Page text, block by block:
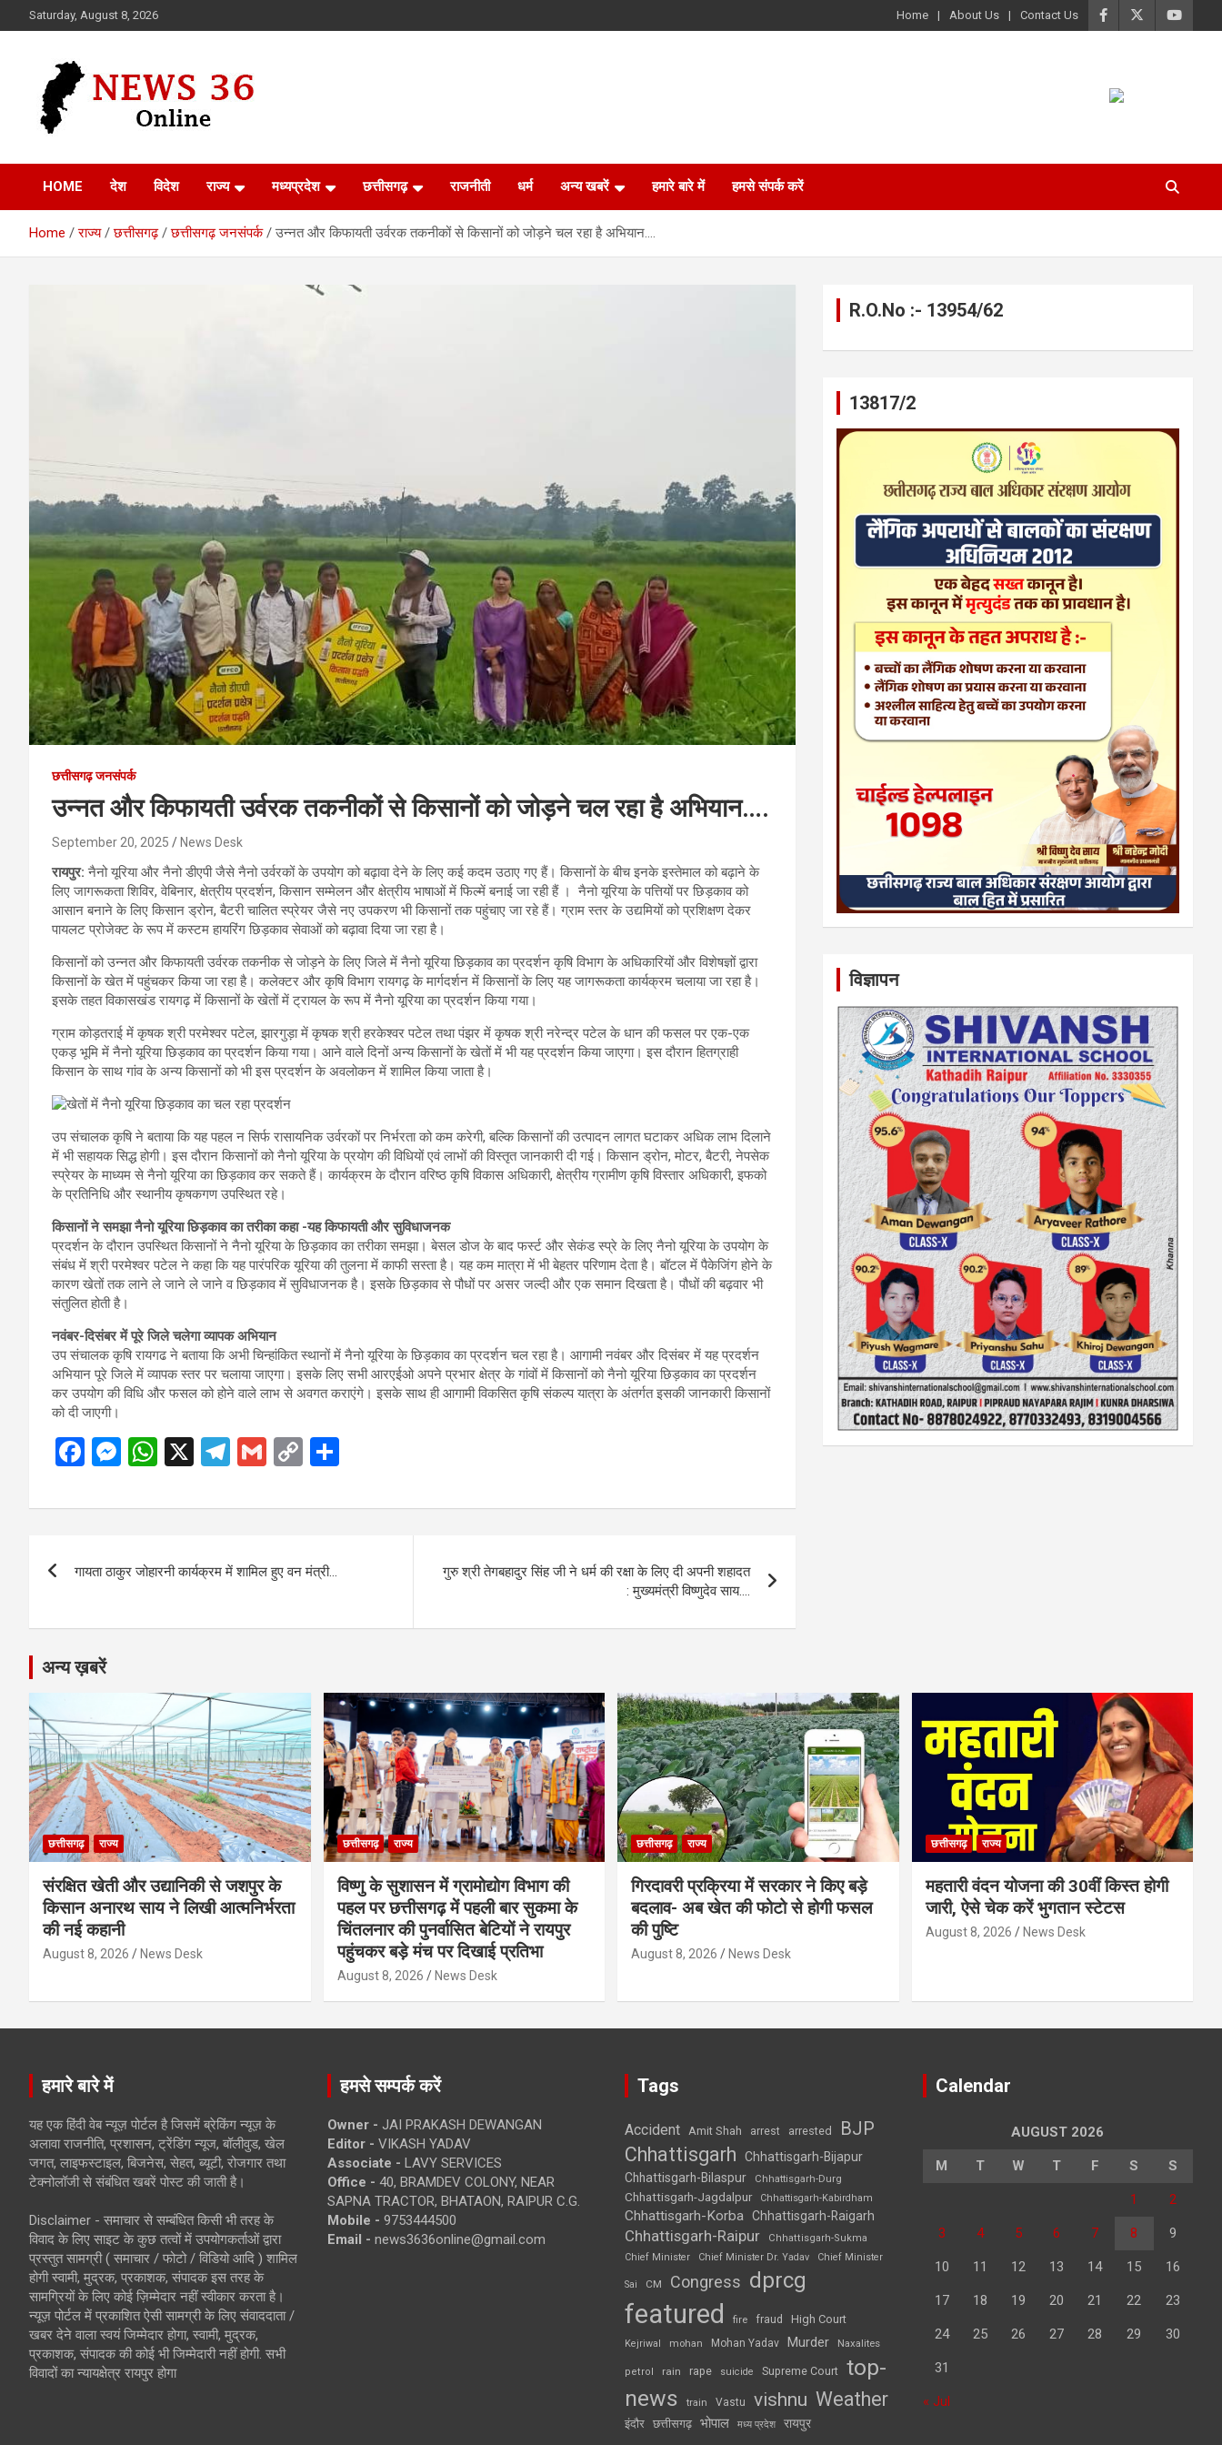
to
Saturday, August 8, 2026 Home About Us Contact Us
News 36
HOME देश विदेश राज्य मध्यप्रदेश छत्तीसगढ़ राजनीती धर्म अन्य खबरें हमारे बारे में हमसे संपर्क करें
Home राज्य छत्तीसगढ़ छत्तीसगढ़ जनसंपर्क उन्नत और किफायती उर्वरक तकनीकों से किसानों को जोड़ने चल रहा है अभियान….
छत्तीसगढ़ जनसंपर्क
उन्नत और किफायती उर्वरक तकनीकों से किसानों को जोड़ने चल रहा है अभियान….
September 20, 2025 News Desk
रायपुर:नैनो यूरिया और नैनो डीएपी जैसे नैनो उर्वरकों के उपयोग को बढ़ावा देने के लिए कई कदम उठाए गए हैं। किसानों के बीच इनके इस्तेमाल को बढ़ाने के
लिए जागरूकता शिविर, वेबिनार, क्षेत्रीय प्रदर्शन, किसान सम्मेलन और क्षेत्रीय भाषाओं में फिल्में बनाई जा रही हैं । नैनो यूरिया के पत्तियों पर छिड़काव को
आसान बनाने के लिए किसान ड्रोन, बैटरी चालित स्प्रेयर जैसे नए उपकरण भी किसानों तक पहुंचाए जा रहे हैं। ग्राम स्तर के उद्यमियों को प्रशिक्षण देकर
पायलट प्रोजेक्ट के रूप में कस्टम हायरिंग छिड़काव सेवाओं को बढ़ावा दिया जा रहा है।
किसानों को उन्नत और किफायती उर्वरक तकनीक से जोड़ने के लिए जिले में नैनो यूरिया छिड़काव का प्रदर्शन कृषि विभाग के अधिकारियों और विशेषज्ञों द्वारा
किसानों के खेत में पहुंचकर किया जा रहा है। कलेक्टर और कृषि विभाग रायगढ़ के मार्गदर्शन में किसानों के लिए यह जागरूकता कार्यक्रम चलाया जा रहा है।
इसके तहत विकासखंड रायगढ़ में किसानों के खेतों में ट्रायल के रूप में नैनो यूरिया का प्रदर्शन किया गया।
ग्राम कोड़तराई में कृषक श्री परमेश्वर पटेल, झारगुड़ा में कृषक श्री हरकेश्वर पटेल तथा पंझर में कृषक श्री नरेन्द्र पटेल के धान की फसल पर एक-एक
एकड़ भूमि में नैनो यूरिया छिड़काव का प्रदर्शन किया गया। आने वाले दिनों अन्य किसानों के खेतों में भी यह प्रदर्शन किया जाएगा। इस दौरान हितग्राही
किसान के साथ गांव के अन्य किसानों को भी इस प्रदर्शन के अवलोकन में शामिल किया जाता है।
उप संचालक कृषि ने बताया कि यह पहल न सिर्फ रासायनिक उर्वरकों पर निर्भरता को कम करेगी, बल्कि किसानों की उत्पादन लागत घटाकर अधिक लाभ दिलाने
में भी सहायक सिद्ध होगी। इस दौरान किसानों को नैनो यूरिया के प्रयोग की विधियों एवं लाभों की विस्तृत जानकारी दी गई। किसान ड्रोन, मोटर, बैटरी, नेपसेक
स्प्रेयर के माध्यम से नैनो यूरिया का छिड़काव कर सकते हैं। कार्यक्रम के दौरान वरिष्ठ कृषि विकास अधिकारी, क्षेत्रीय ग्रामीण कृषि विस्तार अधिकारी, इफको
के प्रतिनिधि और स्थानीय कृषकगण उपस्थित रहे।
किसानों ने समझा नैनो यूरिया छिड़काव का तरीका कहा -यह किफायती और सुविधाजनक
प्रदर्शन के दौरान उपस्थित किसानों ने नैनो यूरिया के छिड़काव का तरीका समझा। बेसल डोज के बाद फर्स्ट और सेकंड स्प्रे के लिए नैनो यूरिया के उपयोग के
संबंध में श्री परमेश्वर पटेल ने कहा कि यह पारंपरिक यूरिया की तुलना में काफी सस्ता है। यह कम मात्रा में भी बेहतर परिणाम देता है। बॉटल में पैकेजिंग होने के
कारण खेतों तक लाने ले जाने ले जाने व छिड़काव में सुविधाजनक है। इसके छिड़काव से पौधों पर असर जल्दी और एक समान दिखता है। पौधों की बढ़वार भी
संतुलित होती है।
नवंबर-दिसंबर में पूरे जिले चलेगा व्यापक अभियान
उप संचालक कृषि रायगढ ने बताया कि अभी चिन्हांकित स्थानों में नैनो यूरिया के छिड़काव का प्रदर्शन चल रहा है। आगामी नवंबर और दिसंबर में यह प्रदर्शन
अभियान पूरे जिले में व्यापक स्तर पर चलाया जाएगा। इसके लिए सभी आरएईओ अपने प्रभार क्षेत्र के गांवों में किसानों को नैनो यूरिया छिड़काव का प्रदर्शन
कर उपयोग की विधि और फसल को होने वाले लाभ से अवगत कराएंगे। इसके साथ ही आगामी विकसित कृषि संकल्प यात्रा के अंतर्गत इसकी जानकारी किसानों
को दी जाएगी।
F
ce
o
k
M
se
g
W
at
A
p
X
T
e
a
G
ail
C
py
n
ar
navigation
गायता ठाकुर जोहारनी कार्यक्रम में शामिल हुए वन मंत्री…
गुरु श्री तेगबहादुर सिंह जी ने धर्म की रक्षा के लिए दी अपनी शहादत
: मुख्यमंत्री विष्णुदेव साय….
R.O.No :- 13954/62
13817/2
विज्ञापन
अन्य ख़बरें
छत्तीसगढ़ राज्य
संरक्षित खेती और उद्यानिकी से जशपुर के
किसान अनारथ साय ने लिखी आत्मनिर्भरता
की नई कहानी
August 8, 2026 News Desk
छत्तीसगढ़ राज्य
विष्णु के सुशासन में ग्रामोद्योग विभाग की
पहल पर छत्तीसगढ़ में पहली बार सुकमा के
चिंतलनार की पुनर्वासित बेटियों ने रायपुर
पहुंचकर बड़े मंच पर दिखाई प्रतिभा
August 8, 2026 News Desk
छत्तीसगढ़ राज्य
गिरदावरी प्रक्रिया में सरकार ने किए बड़े
बदलाव- अब खेत की फोटो से होगी फसल
की पुष्टि
August 8, 2026 News Desk
छत्तीसगढ़ राज्य
महतारी वंदन योजना की 30वीं किस्त होगी
जारी, ऐसे चेक करें भुगतान स्टेटस
August 8, 2026 News Desk
हमारे बारे में
यह एक हिंदी वेब न्यूज़ पोर्टल है जिसमें ब्रेकिंग न्यूज़ के
अलावा राजनीति, प्रशासन, ट्रेंडिंग न्यूज, बॉलीवुड, खेल
जगत, लाइफस्टाइल, बिजनेस, सेहत, ब्यूटी, रोजगार तथा
टेक्नोलॉजी से संबंधित खबरें पोस्ट की जाती है।
Disclaimer - समाचार से सम्बंधित किसी भी तरह के
विवाद के लिए साइट के कुछ तत्वों में उपयोगकर्ताओं द्वारा
प्रस्तुत सामग्री ( समाचार / फोटो / विडियो आदि ) शामिल
होगी स्वामी, मुद्रक, प्रकाशक, संपादक इस तरह के
सामग्रियों के लिए कोई ज़िम्मेदार नहीं स्वीकार करता है।
न्यूज़ पोर्टल में प्रकाशित ऐसी सामग्री के लिए संवाददाता /
खबर देने वाला स्वयं जिम्मेदार होगा, स्वामी, मुद्रक,
प्रकाशक, संपादक की कोई भी जिम्मेदारी नहीं होगी. सभी
विवादों का न्यायक्षेत्र रायपुर होगा
हमसे सम्पर्क करें
Owner - JAI PRAKASH DEWANGAN
Editor - VIKASH YADAV
Associate - LAVY SERVICES
Office - 40, BRAMDEV COLONY, NEAR
SAPNA TRACTOR, BHATAON, RAIPUR C.G.
Mobile - 9753444500
Email - news3636online@gmail.com
Tags
Accident Amit Shah arrest arrested BJP
Chhattisgarh
Chhattisgarh-Bijapur
Chhattisgarh-Bilaspur
Chhattisgarh-Durg
Chhattisgarh-Jagdalpur Chhattisgarh-Kabirdham
Chhattisgarh-Korba Chhattisgarh-Raigarh
Chhattisgarh-Raipur
Chhattisgarh-Sukma
Chief Minister
Chief Minister Dr. Yadav Chief Minister
Sai CM Congress dprcg
featured fire fraud High Court
Kejriwal mohan Mohan Yadav Murder Naxalites
petrol rain rape suicide Supreme Court top-
news
train Vastu vishnu Weather
इंदौर छत्तीसगढ़ भोपाल मध्य प्रदेश रायपुर
Calendar
AUGUST 2026
M T W T F S S
1 2
3 4 5 6 7 8 9
10 11 12 13 14 15 16
17 18 19 20 21 22 23
24 25 26 27 28 29 30
31
« Jul